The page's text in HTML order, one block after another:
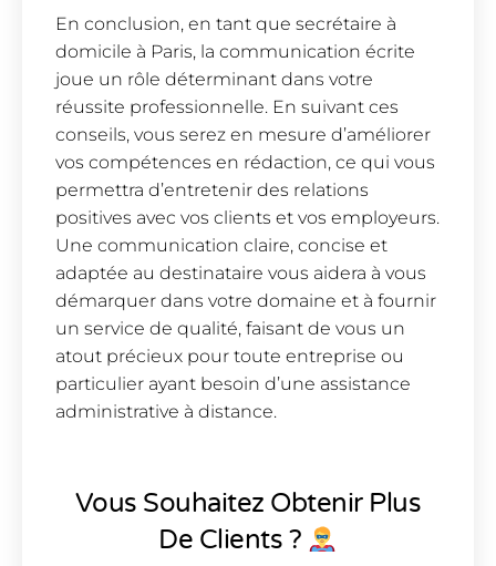
En conclusion, en tant que secrétaire à
domicile à Paris, la communication écrite
joue un rôle déterminant dans votre
réussite professionnelle. En suivant ces
conseils, vous serez en mesure d’améliorer
vos compétences en rédaction, ce qui vous
permettra d’entretenir des relations
positives avec vos clients et vos employeurs.
Une communication claire, concise et
adaptée au destinataire vous aidera à vous
démarquer dans votre domaine et à fournir
un service de qualité, faisant de vous un
atout précieux pour toute entreprise ou
particulier ayant besoin d’une assistance
administrative à distance.
Vous Souhaitez Obtenir Plus
De Clients ?